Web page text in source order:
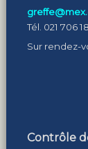
Tél. 021 706
Sur
Contrôle